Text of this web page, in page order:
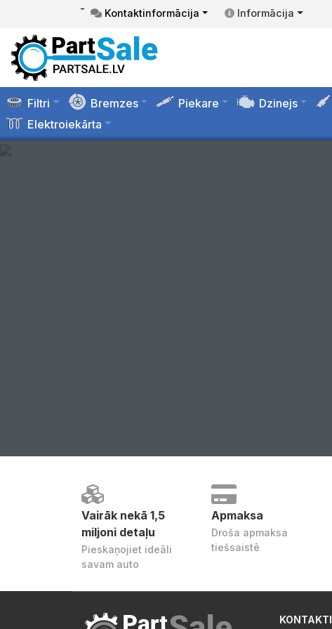
- Kontaktinformācija Informācija
Filtri Bremzes Piekare Dzinejs
Elektroiekārta
Vairāk nekā 1,5
miljoni detaļu
Pieskaņojiet ideāli
savam auto
Apmaksa
Droša apmaksa
tiešsaistē
KONTAKTI